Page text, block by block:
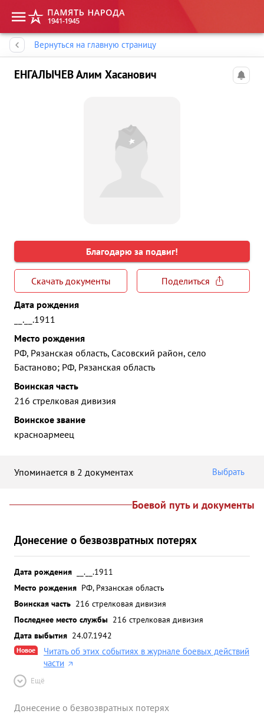
Вернуться на главную страницу
ЕНГАЛЫЧЕВ Алим Хасанович
Благодарю за подвиг!
Скачать документы
Поделиться
Дата рождения
__.__.1911
Место рождения
РФ, Рязанская область, Сасовский район, село
Бастаново; РФ, Рязанская область
Воинская часть
216 стрелковая дивизия
Воинское звание
красноармеец
Упоминается в 2 документах Выбрать
Боевой путь и документы
Донесение о безвозвратных потерях
Дата рождения
__.__.1911
Место рождения РФ, Рязанская область
Воинская часть 216 стрелковая дивизия
Последнее место службы 216 стрелковая дивизия
Дата выбытия 24.07.1942
Новое
Читать об этих событиях в журнале боевых действий
части
Ещё
Донесение о безвозвратных потерях
Память народа